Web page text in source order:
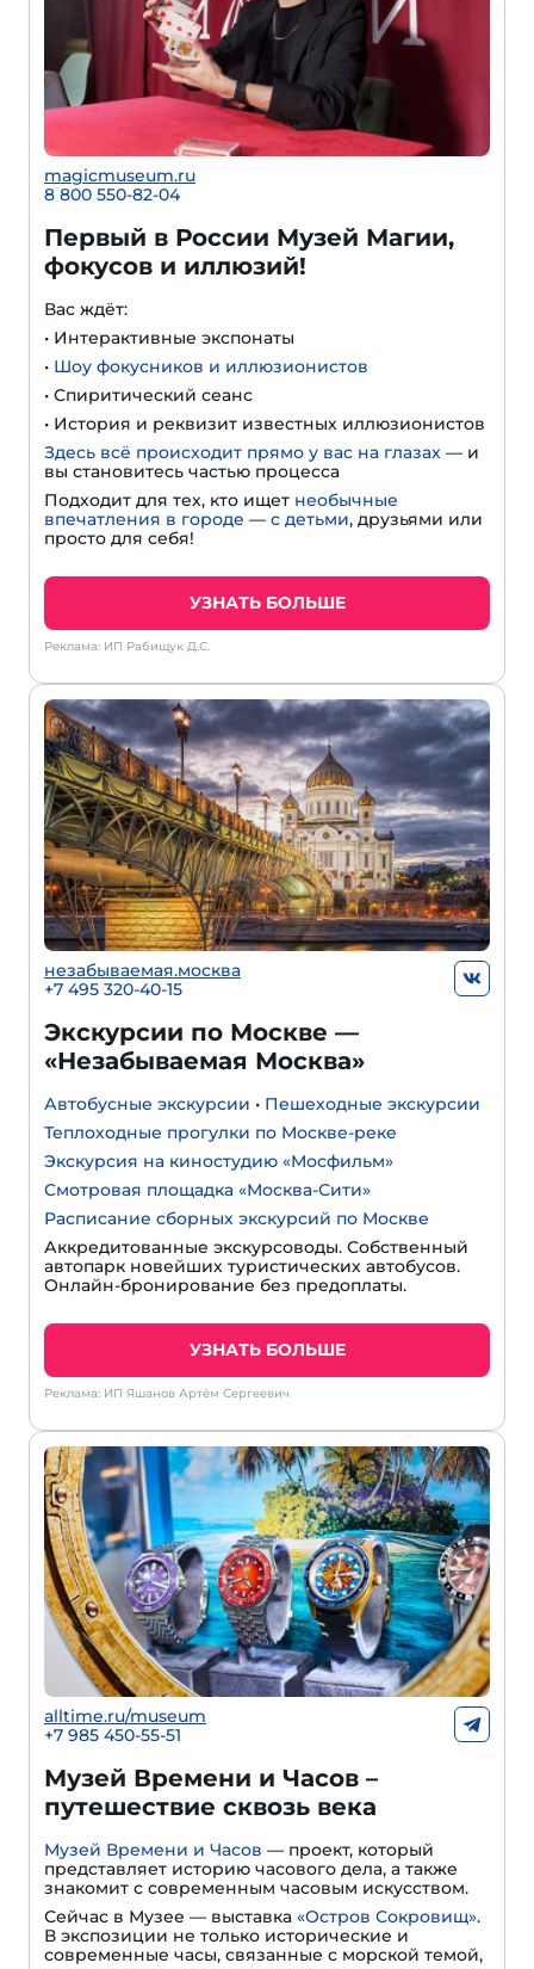
magicmuseum.ru
8 800 550-82-04
Первый в России Музей Магии,
фокусов и иллюзий!
Вас ждёт:
• Интерактивные экспонаты
• Шоу фокусников и иллюзионистов
• Спиритический сеанс
• История и реквизит известных иллюзионистов
Здесь всё происходит прямо у вас на глазах — и
вы становитесь частью процесса
Подходит для тех, кто ищет необычные
впечатления в городе — с детьми, друзьями или
просто для себя!
УЗНАТЬ БОЛЬШЕ
Реклама: ИП Рабищук Д.С.
незабываемая.москва
+7 495 320-40-15
Экскурсии по Москве —
«Незабываемая Москва»
Автобусные экскурсии • Пешеходные экскурсии
Теплоходные прогулки по Москве-реке
Экскурсия на киностудию «Мосфильм»
Смотровая площадка «Москва-Сити»
Расписание сборных экскурсий по Москве
Аккредитованные экскурсоводы. Собственный
автопарк новейших туристических автобусов.
Онлайн-бронирование без предоплаты.
УЗНАТЬ БОЛЬШЕ
Реклама: ИП Яшанов Артём Сергеевич
alltime.ru/museum
+7 985 450-55-51
Музей Времени и Часов –
путешествие сквозь века
Музей Времени и Часов — проект, который
представляет историю часового дела, а также
знакомит с современным часовым искусством.
Сейчас в Музее — выставка «Остров Сокровищ».
В экспозиции не только исторические и
современные часы, связанные с морской темой,